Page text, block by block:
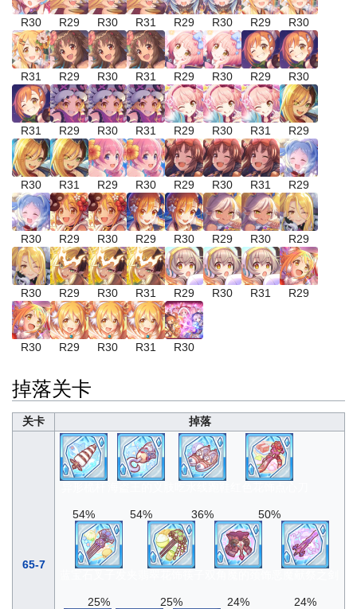
R30 R29 R30 R31 R29 R30 R29 R30
R31 R29 R30 R31 R29 R30 R29 R30
R31 R29 R30 R31 R29 R30 R31 R29
R30 R31 R29 R30 R29 R30 R31 R29
R30 R29 R30 R29 R30 R29 R30 R29
R30 R29 R30 R31 R29 R30 R31 R29
R30 R29 R30 R31 R30
掉落关卡
关卡 掉落
65-7
54% 54% 36% 50%
25% 25% 24% 24%